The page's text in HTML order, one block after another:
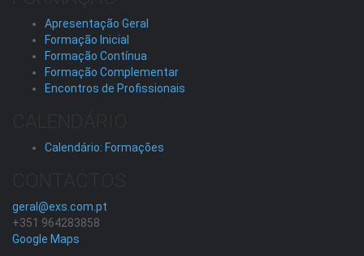
Apresentação Geral
Formação Inicial
Formação Contínua
Formação Complementar
Encontros de Profissionais
Calendário: Formações
geral@exs.com.pt
+351 964283858
Google Maps